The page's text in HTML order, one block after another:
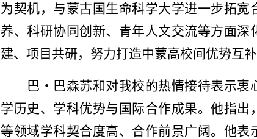
为契机，与蒙古国生命科学大学进一步拓
养、科研协同创新、青年人文交流等方面
建、项目共研，努力打造中蒙高校间优势互
巴・巴森苏和对我校的热情接待表示衷
学历史、学科优势与国际合作成果。他指
等领域学科契合度高、合作前景广阔。他